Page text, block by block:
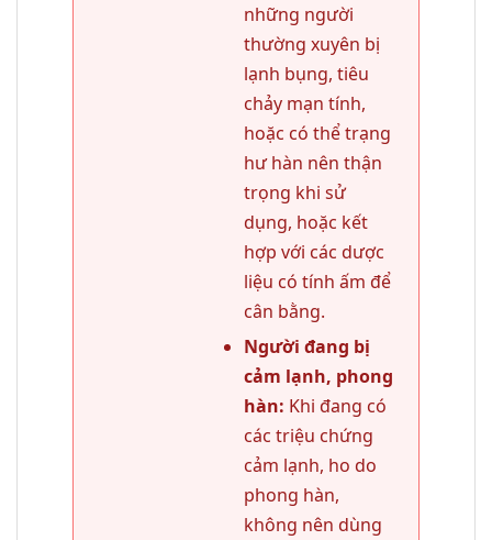
những người
thường xuyên bị
lạnh bụng, tiêu
chảy mạn tính,
hoặc có thể trạng
hư hàn nên thận
trọng khi sử
dụng, hoặc kết
hợp với các dược
liệu có tính ấm để
cân bằng.
Người đang bị
cảm lạnh, phong
hàn: Khi đang có
các triệu chứng
cảm lạnh, ho do
phong hàn,
không nên dùng